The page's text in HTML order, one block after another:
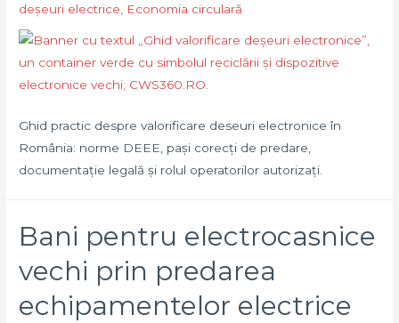
deșeuri electrice
Economia circulară
Ghid practic despre valorificare deseuri electronice în
România: norme DEEE, pași corecți de predare,
documentație legală și rolul operatorilor autorizați.
Bani pentru electrocasnice
vechi prin predarea
echipamentelor electrice